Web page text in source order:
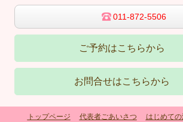
011-872-5506
ご予約はこちらから
お問合せはこちらから
トップページ 代表者ごあいさつ はじめて